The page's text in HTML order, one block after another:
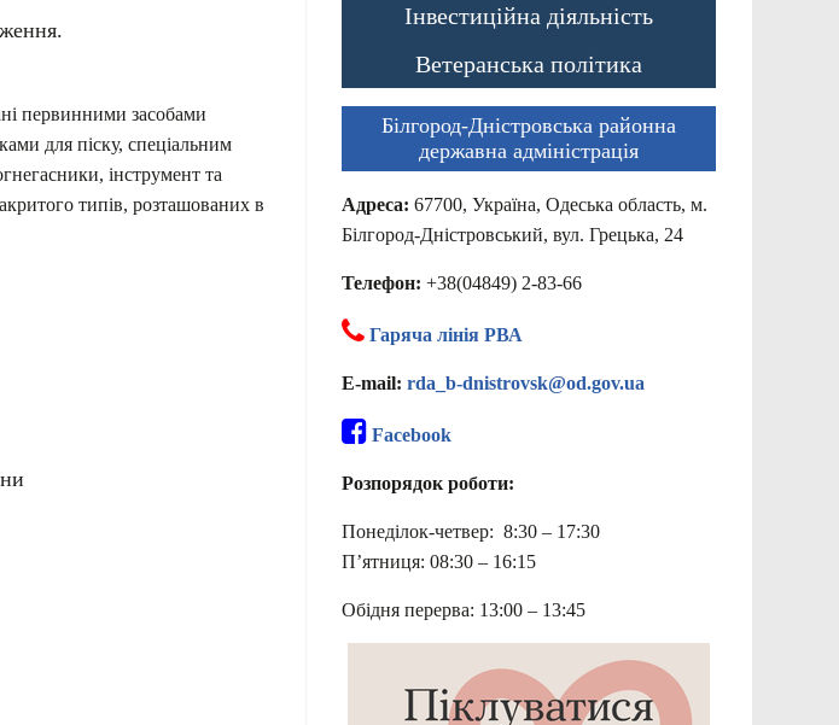
первинними засобами
для піску, спеціальним
інструмент та
типів, розташованих в
Інвестиційна діяльність
Ветеранська політика
Білгород-Дністровська районна
державна адміністрація
Адреса: 67700, Україна, Одеська область, м.
Білгород-Дністровський, вул. Грецька, 24
Телефон: +38(04849) 2-83-66
Гаряча лінія РВА
E-mail: rda_b-dnistrovsk@od.gov.ua
Facebook
Розпорядок роботи:
Понеділок-четвер: 8:30 – 17:30
П’ятниця: 08:30 – 16:15
Обідня перерва: 13:00 – 13:45